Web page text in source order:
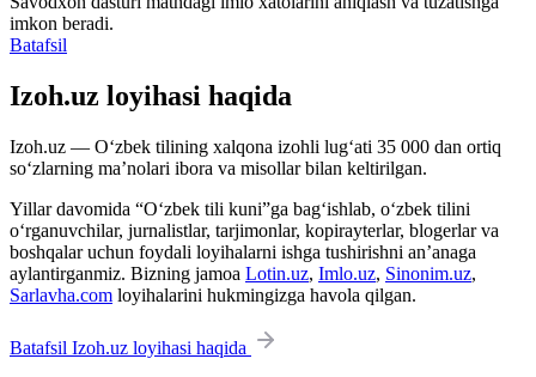
imkon beradi.
Batafsil
Izoh.uz loyihasi haqida
Izoh.uz — O‘zbek tilining xalqona izohli lug‘ati 35 000 dan ortiq
so‘zlarning ma’nolari ibora va misollar bilan keltirilgan.
Yillar davomida “O‘zbek tili kuni”ga bag‘ishlab, o‘zbek tilini
o‘rganuvchilar, jurnalistlar, tarjimonlar, kopirayterlar, blogerlar va
boshqalar uchun foydali loyihalarni ishga tushirishni an’anaga
aylantirganmiz. Bizning jamoa Lotin.uz, Imlo.uz, Sinonim.uz,
Sarlavha.com loyihalarini hukmingizga havola qilgan.
Batafsil Izoh.uz loyihasi haqida